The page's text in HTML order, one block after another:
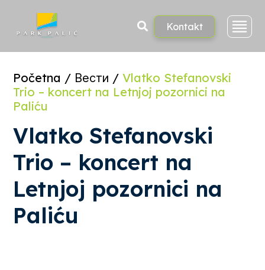
Kontakt
Početna / Вести / Vlatko Stefanovski
Trio – koncert na Letnjoj pozornici na
Paliću
Vlatko Stefanovski
Trio – koncert na
Letnjoj pozornici na
Paliću